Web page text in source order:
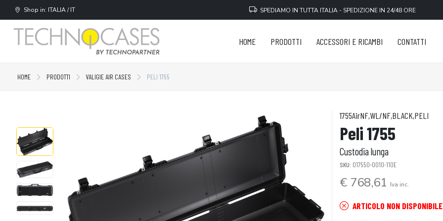
Shop in: ITALIA / IT SPEDIAMO IN TUTTA ITALIA - SPEDIZIONE IN 24/48 ORE
HOME PRODOTTI ACCESSORI E RICAMBI CONTATTI
HOME PRODOTTI VALIGIE AIR CASES PELI 1755
1755AirNF,WL/NF,BLACK,PELI
Peli 1755
Custodia lunga
SKU: 017550-0010-110E
€ 768,61 Iva inc.
ARTICOLO NON DISPONIBILE